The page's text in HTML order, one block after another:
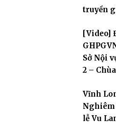
truyền
[Video]
Sở Nội
2 –
Vĩnh
lễ Vu